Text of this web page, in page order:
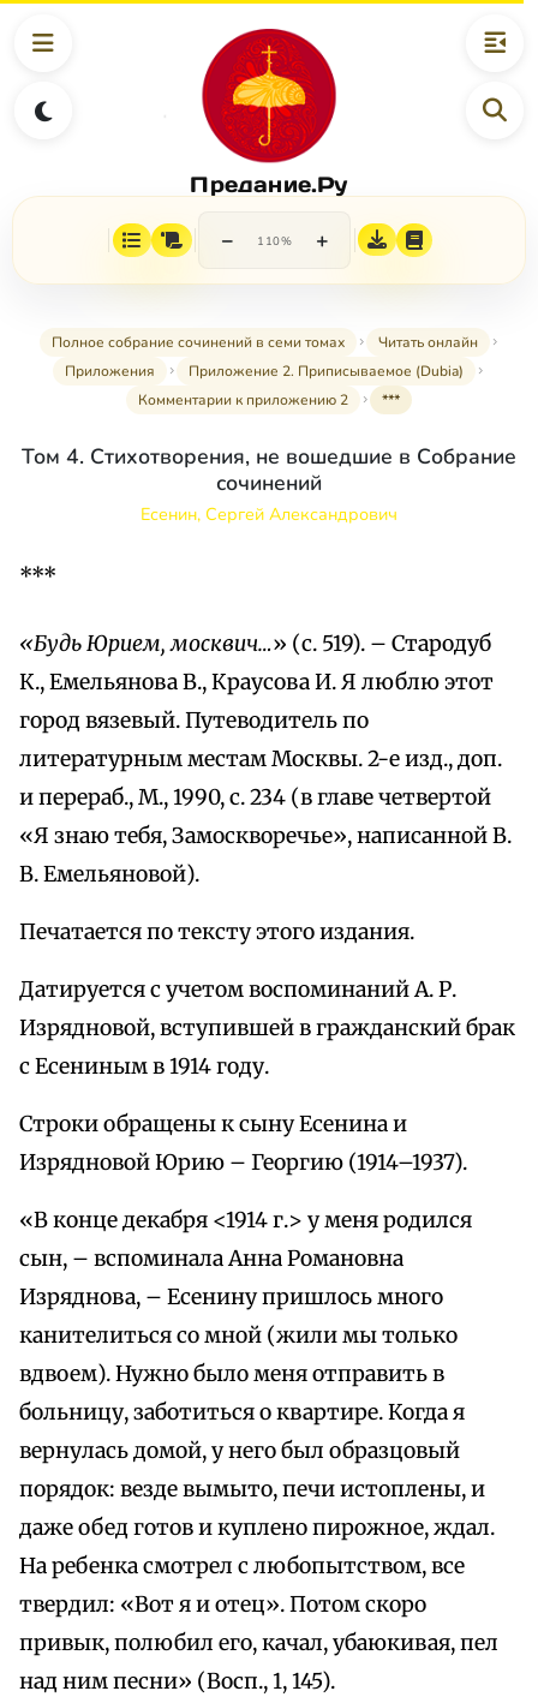
Предание.Ру
− 110% +
Полное собрание сочинений в семи томах
Читать онлайн
Приложения
Приложение 2. Приписываемое (Dubia)
Комментарии к приложению 2
***
Том 4. Стихотворения, не вошедшие в Собрание
сочинений
Есенин, Сергей Александрович
***
«Будь Юрием, москвич…» (с. 519). – Стародуб
К., Емельянова В., Краусова И. Я люблю этот
город вязевый. Путеводитель по
литературным местам Москвы. 2-е изд., доп.
и перераб., М., 1990, с. 234 (в главе четвертой
«Я знаю тебя, Замоскворечье», написанной В.
В. Емельяновой).
Печатается по тексту этого издания.
Датируется с учетом воспоминаний А. Р.
Изрядновой, вступившей в гражданский брак
с Есениным в 1914 году.
Строки обращены к сыну Есенина и
Изрядновой Юрию – Георгию (1914–1937).
«В конце декабря <1914 г.> у меня родился
сын, – вспоминала Анна Романовна
Изряднова, – Есенину пришлось много
канителиться со мной (жили мы только
вдвоем). Нужно было меня отправить в
больницу, заботиться о квартире. Когда я
вернулась домой, у него был образцовый
порядок: везде вымыто, печи истоплены, и
даже обед готов и куплено пирожное, ждал.
На ребенка смотрел с любопытством, все
твердил: «Вот я и отец». Потом скоро
привык, полюбил его, качал, убаюкивая, пел
над ним песни» (Восп., 1, 145).